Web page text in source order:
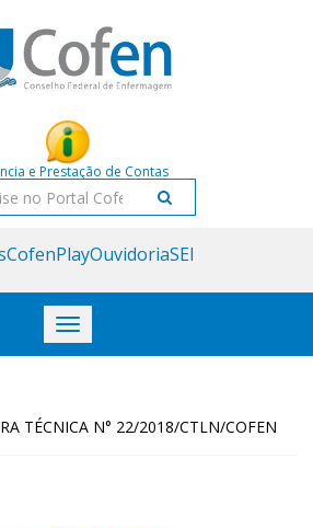
e Prestação de Contas
CofenPlayOuvidoriaSEI
Toggle
navigation
TÉCNICA N° 22/2018/CTLN/COFEN